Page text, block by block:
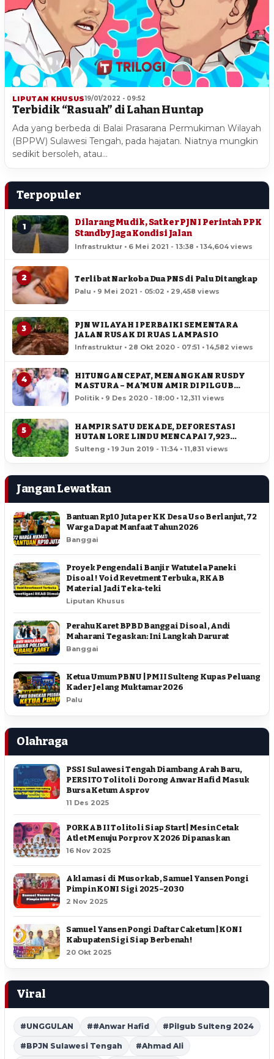
LIPUTAN KHUSUS19/01/2022 - 09:52
Terbidik “Rasuah” di Lahan Huntap
Ada yang berbeda di Balai Prasarana Permukiman Wilayah
(BPPW) Sulawesi Tengah, pada hajatan. Niatnya mungkin
sedikit bersoleh, atau…
Terpopuler
1
Dilarang Mudik, Satker PJN I Perintah PPK
Standby Jaga Kondisi Jalan
Infrastruktur • 6 Mei 2021 - 13:38 • 134,604 views
2 Terlibat Narkoba Dua PNS di Palu Ditangkap
Palu • 9 Mei 2021 - 05:02 • 29,458 views
3
PJN WILAYAH I PERBAIKI SEMENTARA
JALAN RUSAK DI RUAS LAMPASIO
Infrastruktur • 28 Okt 2020 - 07:51 • 14,582 views
4
HITUNGAN CEPAT, MENANGKAN RUSDY
MASTURA – MA’MUN AMIR DI PILGUB
SULTENG
Politik • 9 Des 2020 - 18:00 • 12,311 views
5
HAMPIR SATU DEKADE, DEFORESTASI
HUTAN LORE LINDU MENCAPAI 7,923
HEKTAR
Sulteng • 19 Jun 2019 - 11:34 • 11,831 views
Jangan Lewatkan
Bantuan Rp10 Juta per KK Desa Uso Berlanjut, 72
Warga Dapat Manfaat Tahun 2026
Banggai
Proyek Pengendali Banjir Watutela Paneki
Disoal ! Void Revetment Terbuka, RKAB
Material Jadi Teka-teki
Liputan Khusus
Perahu Karet BPBD Banggai Disoal, Andi
Maharani Tegaskan: Ini Langkah Darurat
Banggai
Ketua Umum PBNU | PMII Sulteng Kupas Peluang
Kader Jelang Muktamar 2026
Palu
Olahraga
PSSI Sulawesi Tengah Diambang Arah Baru,
PERSITO Tolitoli Dorong Anwar Hafid Masuk
Bursa Ketum Asprov
11 Des 2025
PORKAB II Tolitoli Siap Start | Mesin Cetak
Atlet Menuju Porprov X 2026 Dipanaskan
16 Nov 2025
Aklamasi di Musorkab, Samuel Yansen Pongi
Pimpin KONI Sigi 2025–2030
2 Nov 2025
Samuel Yansen Pongi Daftar Caketum | KONI
Kabupaten Sigi Siap Berbenah !
20 Okt 2025
Viral
#UNGGULAN ##Anwar Hafid #Pilgub Sulteng 2024
#BPJN Sulawesi Tengah #Ahmad Ali